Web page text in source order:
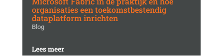
organisaties een toekomstbestendig
dataplatform inrichten
Blog
Lees meer